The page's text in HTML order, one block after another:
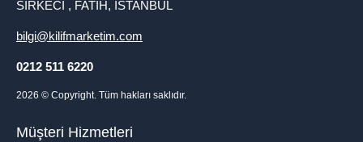
SİRKECİ , FATİH, İSTANBUL
bilgi@kilifmarketim.com
0212 511 6220
2026 © Copyright. Tüm hakları saklıdır.
Müşteri Hizmetleri